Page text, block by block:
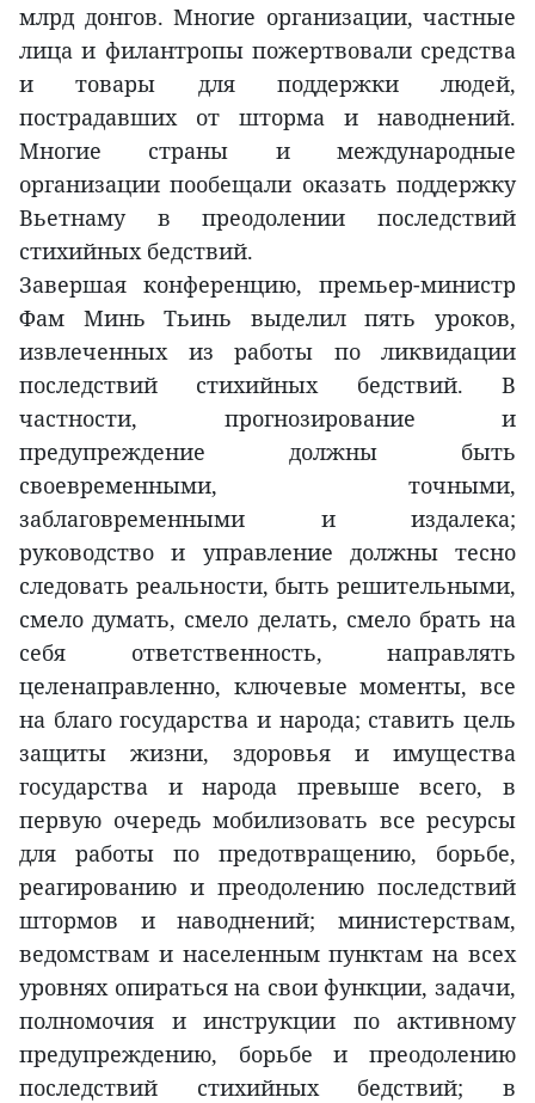
млрд донгов. Многие организации, частные
лица и филантропы пожертвовали средства
и товары для поддержки людей,
пострадавших от шторма и наводнений.
Многие страны и международные
организации пообещали оказать поддержку
Вьетнаму в преодолении последствий
стихийных бедствий.
Завершая конференцию, премьер-министр
Фам Минь Тьинь выделил пять уроков,
извлеченных из работы по ликвидации
последствий стихийных бедствий. В
частности, прогнозирование и
предупреждение должны быть
своевременными, точными,
заблаговременными и издалека;
руководство и управление должны тесно
следовать реальности, быть решительными,
смело думать, смело делать, смело брать на
себя ответственность, направлять
целенаправленно, ключевые моменты, все
на благо государства и народа; ставить цель
защиты жизни, здоровья и имущества
государства и народа превыше всего, в
первую очередь мобилизовать все ресурсы
для работы по предотвращению, борьбе,
реагированию и преодолению последствий
штормов и наводнений; министерствам,
ведомствам и населенным пунктам на всех
уровнях опираться на свои функции, задачи,
полномочия и инструкции по активному
предупреждению, борьбе и преодолению
последствий стихийных бедствий; в